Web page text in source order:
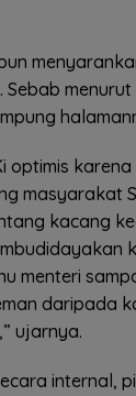
. Sebab
optimis
masyarakat
kacang
menteri
daripada
ujarnya.
internal,